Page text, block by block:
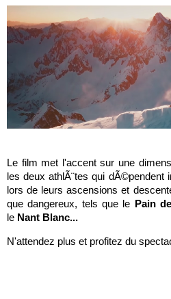
Le film met l'accent sur une
les deux athlÃ¨tes qui dÃ©pendent
lors de leurs ascensions et
que dangereux, tels que le Pain
le Nant Blanc...
N'attendez plus et profitez du